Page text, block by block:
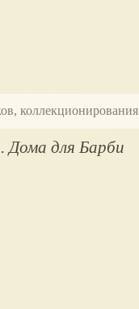
коллекционирования
Дома для Барби